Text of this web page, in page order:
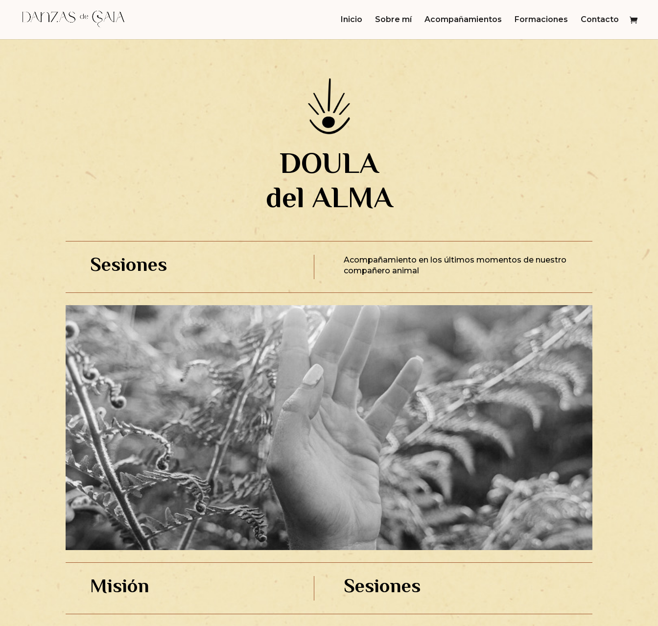
Inicio Sobre mí Acompañamientos Formaciones Contacto
DOULA
del ALMA
Sesiones
Acompañamiento en los últimos momentos de nuestro
compañero animal
Misión Sesiones